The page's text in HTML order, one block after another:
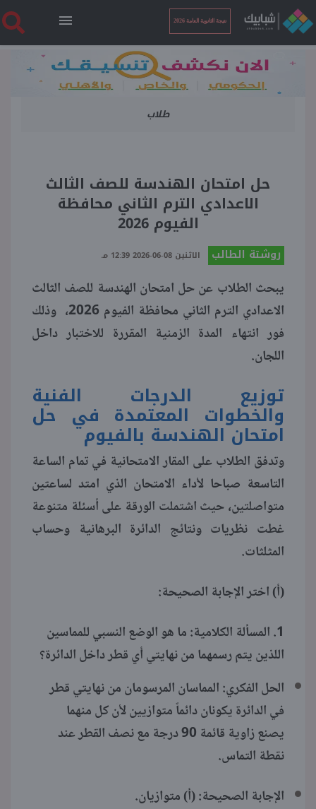
نتيجة الثانوية العامة 2026
الرئيسية
نتيجة الثانوية العامة 2026
فنجان قهوة
بوابة الطلبة
ملفات
طلاب
حل امتحان الهندسة للصف الثالث
الاعدادي الترم الثاني محافظة
الفيوم 2026
روشتة الطالب الاثنين 08-06-2026 12:39 مـ
يبحث الطلاب عن حل امتحان الهندسة للصف الثالث
الاعدادي الترم الثاني محافظة الفيوم 2026، وذلك
فور انتهاء المدة الزمنية المقررة للاختبار داخل
اللجان.
توزيع الدرجات الفنية
والخطوات المعتمدة في حل
امتحان الهندسة بالفيوم
وتدفق الطلاب على المقار الامتحانية في تمام الساعة
التاسعة صباحا لأداء الامتحان الذي امتد لساعتين
متواصلتين، حيث اشتملت الورقة على أسئلة متنوعة
غطت نظريات ونتائج الدائرة البرهانية وحساب
المثلثات.
(أ) اختر الإجابة الصحيحة:
1. المسألة الكلامية: ما هو الوضع النسبي للمماسين
اللذين يتم رسمهما من نهايتي أي قطر داخل الدائرة؟
الحل الفكري: المماسان المرسومان من نهايتي قطر
في الدائرة يكونان دائماً متوازيين لأن كل منهما
يصنع زاوية قائمة 90 درجة مع نصف القطر عند
نقطة التماس.
الإجابة الصحيحة: (أ) متوازيان.